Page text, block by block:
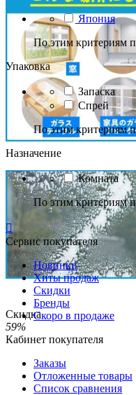
Скидка
59%
Япония
По этим критериям
Упаковка
Запаска
Спрей
По этим критериям
Назначение
Комната
По этим критериям

Сервис покупателя
Новинки
Хиты продаж
Скидки
Бренды
Скоро в продаже
Кабинет покупателя
Заказы
Отложенные товары
Список сравнения